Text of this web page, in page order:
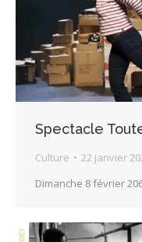
Spectacle
Culture
22 janvier
Dimanche 8 février